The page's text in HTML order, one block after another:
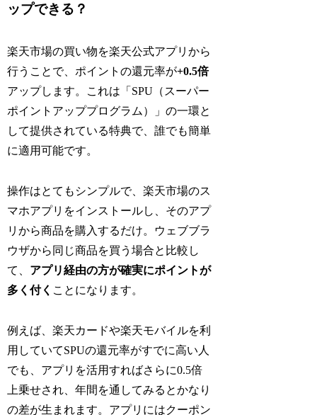
ップできる？
楽天市場の買い物を楽天公式アプリから
行うことで、ポイントの還元率が+0.5倍
アップします。これは「SPU（スーパー
ポイントアッププログラム）」の一環と
して提供されている特典で、誰でも簡単
に適用可能です。
操作はとてもシンプルで、楽天市場のス
マホアプリをインストールし、そのアプ
リから商品を購入するだけ。ウェブブラ
ウザから同じ商品を買う場合と比較し
て、 アプリ経由の方が確実にポイントが
多く付く ことになります。
例えば、楽天カードや楽天モバイルを利
用していてSPUの還元率がすでに高い人
でも、アプリを活用すればさらに0.5倍
上乗せされ、年間を通してみるとかなり
の差が生まれます。アプリにはクーポン